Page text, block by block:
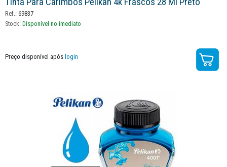
Ref.: 69837
Stock: Disponível no imediato
Preço disponível após login